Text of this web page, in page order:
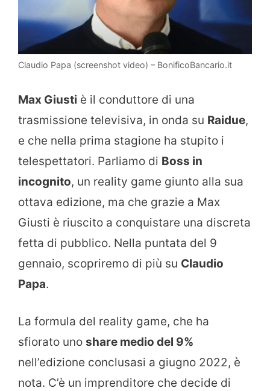
Claudio Papa (screenshot video) – BonificoBancario.it
Max Giusti è il conduttore di una
trasmissione televisiva, in onda su Raidue,
e che nella prima stagione ha stupito i
telespettatori. Parliamo di Boss in
incognito, un reality game giunto alla sua
ottava edizione, ma che grazie a Max
Giusti è riuscito a conquistare una discreta
fetta di pubblico. Nella puntata del 9
gennaio, scopriremo di più su Claudio
Papa.
La formula del reality game, che ha
sfiorato uno share medio del 9%
nell’edizione conclusasi a giugno 2022, è
nota. C’è un imprenditore che decide di